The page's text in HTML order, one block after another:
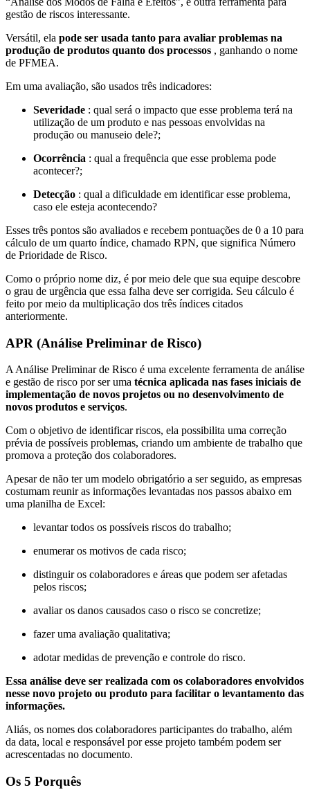
gestão de riscos interessante.
Versátil, ela pode ser usada tanto para avaliar problemas na
produção de produtos quanto dos processos , ganhando o nome
de PFMEA.
Em uma avaliação, são usados três indicadores:
Severidade : qual será o impacto que esse problema terá na
utilização de um produto e nas pessoas envolvidas na
produção ou manuseio dele?;
Ocorrência : qual a frequência que esse problema pode
acontecer?;
Detecção : qual a dificuldade em identificar esse problema,
caso ele esteja acontecendo?
Esses três pontos são avaliados e recebem pontuações de 0 a 10 para
cálculo de um quarto índice, chamado RPN, que significa Número
de Prioridade de Risco.
Como o próprio nome diz, é por meio dele que sua equipe descobre
o grau de urgência que essa falha deve ser corrigida. Seu cálculo é
feito por meio da multiplicação dos três índices citados
anteriormente.
APR (Análise Preliminar de Risco)
A Análise Preliminar de Risco é uma excelente ferramenta de análise
e gestão de risco por ser uma técnica aplicada nas fases iniciais de
implementação de novos projetos ou no desenvolvimento de
novos produtos e serviços.
Com o objetivo de identificar riscos, ela possibilita uma correção
prévia de possíveis problemas, criando um ambiente de trabalho que
promova a proteção dos colaboradores.
Apesar de não ter um modelo obrigatório a ser seguido, as empresas
costumam reunir as informações levantadas nos passos abaixo em
uma planilha de Excel:
levantar todos os possíveis riscos do trabalho;
enumerar os motivos de cada risco;
distinguir os colaboradores e áreas que podem ser afetadas
pelos riscos;
avaliar os danos causados caso o risco se concretize;
fazer uma avaliação qualitativa;
adotar medidas de prevenção e controle do risco.
Essa análise deve ser realizada com os colaboradores envolvidos
nesse novo projeto ou produto para facilitar o levantamento das
informações.
Aliás, os nomes dos colaboradores participantes do trabalho, além
da data, local e responsável por esse projeto também podem ser
acrescentadas no documento.
Os 5 Porquês